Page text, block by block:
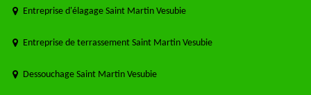
Entreprise d'élagage Saint Martin Vesubie
Entreprise de terrassement Saint Martin Vesubie
Dessouchage Saint Martin Vesubie